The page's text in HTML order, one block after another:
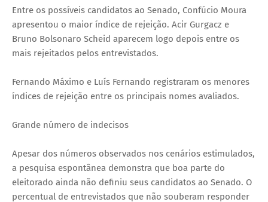
Entre os possíveis candidatos ao Senado, Confúcio Moura
apresentou o maior índice de rejeição. Acir Gurgacz e
Bruno Bolsonaro Scheid aparecem logo depois entre os
mais rejeitados pelos entrevistados.
Fernando Máximo e Luís Fernando registraram os menores
índices de rejeição entre os principais nomes avaliados.
Grande número de indecisos
Apesar dos números observados nos cenários estimulados,
a pesquisa espontânea demonstra que boa parte do
eleitorado ainda não definiu seus candidatos ao Senado. O
percentual de entrevistados que não souberam responder